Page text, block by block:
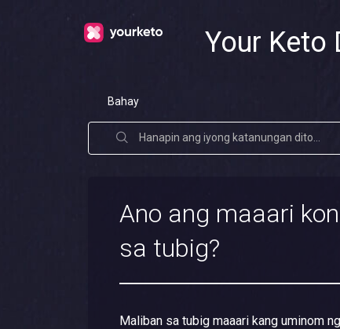
Your Keto
Bahay
Ano ang maaari
sa tubig?
Maliban sa tubig maaari kang uminom